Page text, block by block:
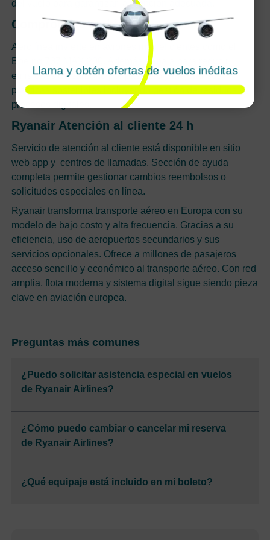
del vuelo para garantizar la atención adecuada.
Compromiso ambiental
Aerolínea invierte en aviones más eficientes como el
Boeing 737 MAX 200. Además trabaja para reducir
emisiones de carbono por pasajero y mejorar sus
prácticas sostenibles incluyendo gestión de residuos y
procesos digitales.
Ryanair Atención al cliente 24 h
Servicio de atención al cliente está disponible en sitio
web app y centros de llamadas. Sección de ayuda
completa permite gestionar cambios reembolsos o
solicitudes especiales en línea.
Ryanair transforma transporte aéreo en Europa con su
modelo de bajo costo y alta frecuencia. Gracias a su
eficiencia, uso de aeropuertos secundarios y sus
servicios opcionales. Ofrece a millones de pasajeros
acceso sencillo y económico al transporte aéreo. Con red
amplia, flota moderna y sistema digital sigue siendo pieza
clave en aviación europea.
Preguntas más comunes
¿Puedo solicitar asistencia especial en vuelos
de Ryanair Airlines?
¿Cómo puedo cambiar o cancelar mi reserva
de Ryanair Airlines?
¿Qué equipaje está incluido en mi boleto?
Llama y obtén ofertas de vuelos inéditas